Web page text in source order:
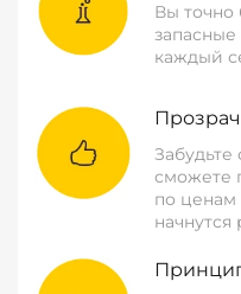
Вы точно
каждый
сможете
по ценам
начнутся